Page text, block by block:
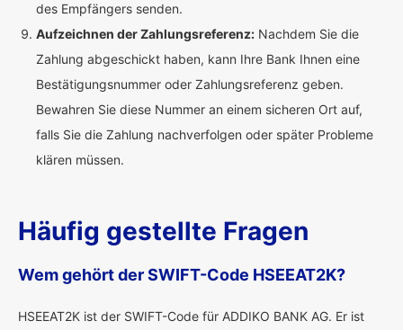
des Empfängers senden.
Aufzeichnen der Zahlungsreferenz: Nachdem Sie die
Zahlung abgeschickt haben, kann Ihre Bank Ihnen eine
Bestätigungsnummer oder Zahlungsreferenz geben.
Bewahren Sie diese Nummer an einem sicheren Ort auf,
falls Sie die Zahlung nachverfolgen oder später Probleme
klären müssen.
Häufig gestellte Fragen
Wem gehört der SWIFT-Code HSEEAT2K?
HSEEAT2K ist der SWIFT-Code für ADDIKO BANK AG. Er ist